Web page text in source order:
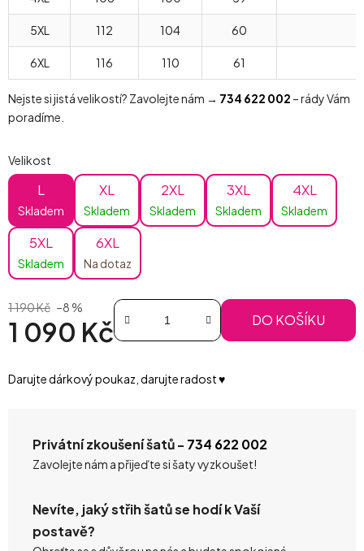
5XL 112 104 60
6XL 116 110 61
Nejste si jistá velikostí? Zavolejte nám → 734 622 002 – rády Vám
poradíme.
Velikost
L
Skladem
XL
Skladem
2XL
Skladem
3XL
Skladem
4XL
Skladem
5XL
Skladem
6XL
Na dotaz
1 190 Kč –8 %
1 090 Kč DO KOŠÍKU
Darujte dárkový poukaz, darujte radost ♥️
Privátní zkoušení šatů - 734 622 002
Zavolejte nám a přijeďte si šaty vyzkoušet!
Nevíte, jaký střih šatů se hodí k Vaší
postavě?